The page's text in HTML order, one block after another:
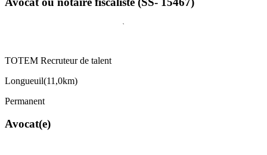
TOTEM Recruteur de talent
Longueuil(11,0km)
Permanent
Avocat(e)